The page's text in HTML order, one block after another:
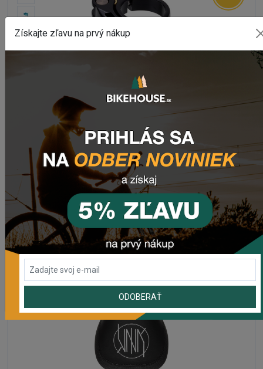
SEDLOVÉ OBJÍMKY
Sedlová objímka MTB REVERSE LONG LIFE 34,9MM
Na sklade
441,04 Kč
od 366,10 Kč
Zľava končí za 12:56:12
DETAIL
Získajte zľavu na prvý nákup
ODOBERAŤ